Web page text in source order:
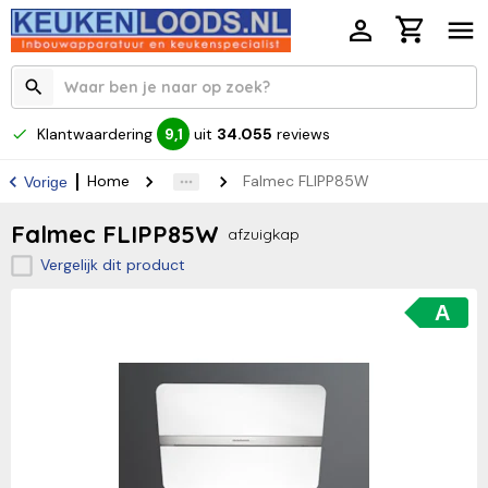
Klantwaardering 9,1 uit 34.055 reviews
Vorige Home Falmec FLIPP85W
Falmec FLIPP85W afzuigkap
Vergelijk dit product
A